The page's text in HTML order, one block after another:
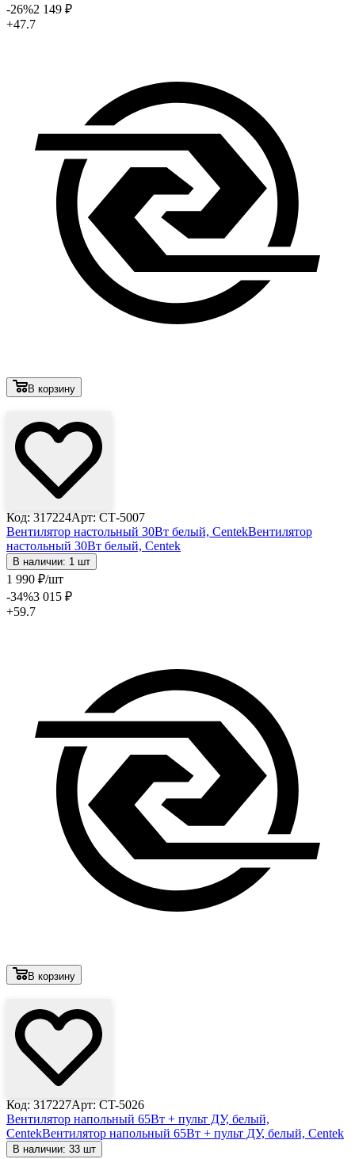
-26%2 149 ₽
+47.7
В корзину
Код: 317224Арт: СТ-5007
Вентилятор настольный 30Вт белый, CentekВентилятор
настольный 30Вт белый, Centek
В наличии: 1 шт
1 990 ₽/шт
-34%3 015 ₽
+59.7
В корзину
Код: 317227Арт: CT-5026
Вентилятор напольный 65Вт + пульт ДУ, белый,
CentekВентилятор напольный 65Вт + пульт ДУ, белый, Centek
В наличии: 33 шт